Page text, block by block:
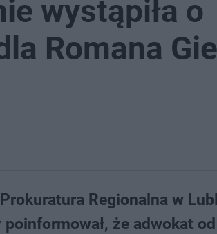
wystąpiła o
Romana
Regionalna w
że adwokat